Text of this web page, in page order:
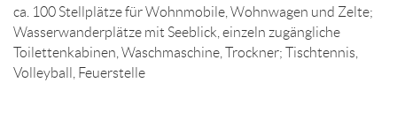
ca. 100 Stellplätze für Wohnmobile, Wohnwagen und Zelte;
Wasserwanderplätze mit Seeblick, einzeln zugängliche
Toilettenkabinen, Waschmaschine, Trockner; Tischtennis,
Volleyball, Feuerstelle